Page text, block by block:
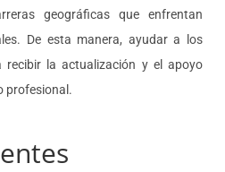
geográficas que enfrentan
De esta manera, ayudar a los
recibir la actualización y el apoyo
profesional.